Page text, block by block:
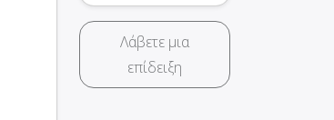
Λάβετε μια
επίδειξη